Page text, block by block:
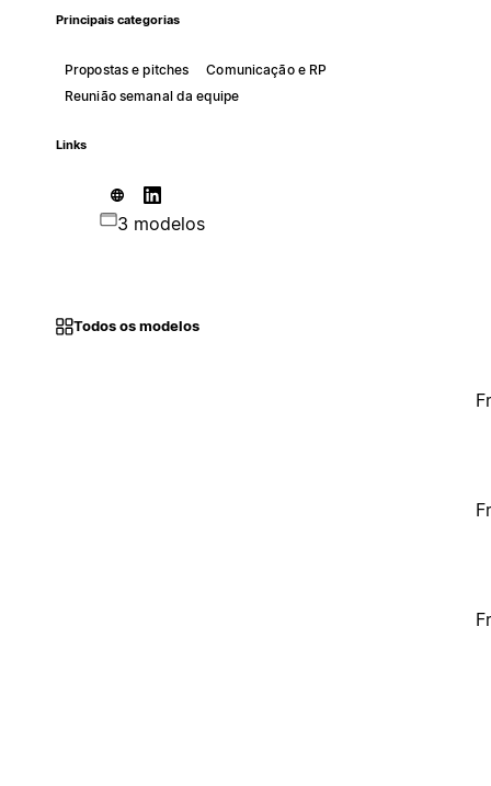
Principais categorias
Propostas e pitches
Comunicação e RP
Reunião semanal da equipe
Links
3 modelos
Todos os modelos